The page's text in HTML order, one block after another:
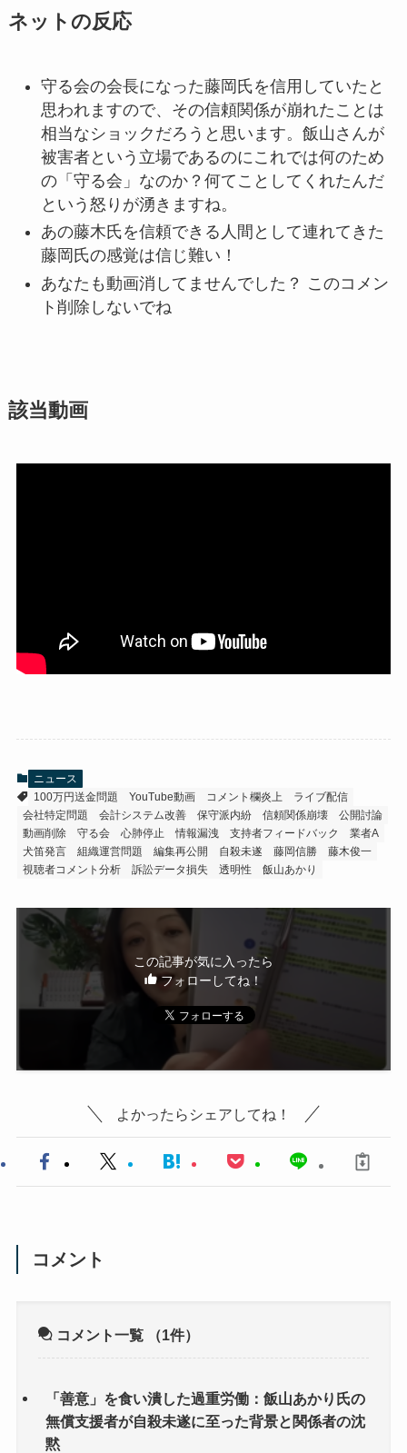
ネットの反応
守る会の会長になった藤岡氏を信用していたと
思われますので、その信頼関係が崩れたことは
相当なショックだろうと思います。飯山さんが
被害者という立場であるのにこれでは何のため
の「守る会」なのか？何てことしてくれたんだ
という怒りが湧きますね。
あの藤木氏を信頼できる人間として連れてきた
藤岡氏の感覚は信じ難い！
あなたも動画消してませんでした？ このコメン
ト削除しないでね
該当動画
ニュース
100万円送金問題
YouTube動画 コメント欄炎上
ライブ配信
会社特定問題
会計システム改善 保守派内紛 信頼関係崩壊
公開討論
動画削除
守る会 心肺停止 情報漏洩 支持者フィードバック
業者A
犬笛発言
組織運営問題 編集再公開 自殺未遂 藤岡信勝
藤木俊一
視聴者コメント分析
訴訟データ損失 透明性 飯山あかり
この記事が気に入ったら
フォローしてね！
よかったらシェアしてね！
コメント
コメント一覧 （1件）
「善意」を食い潰した過重労働：飯山あかり氏の
無償支援者が自殺未遂に至った背景と関係者の沈
黙